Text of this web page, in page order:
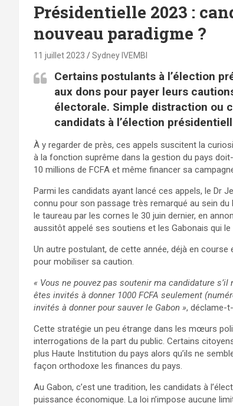
Présidentielle 2023 :
nouveau paradigme ?
11 juillet 2023 Sydney IVEMBI
Certains postulants à l’élection
aux dons pour payer leurs
électorale. Simple distraction ou
candidats à l’élection
À y regarder de près, ces appels suscitent la
à la fonction suprême dans la gestion du pays
10 millions de FCFA et même financer sa
Parmi les candidats ayant lancé ces appels, le Dr
connu pour son passage très remarqué au sein
le taureau par les cornes le 30 juin dernier, en
aussitôt appelé ses soutiens et les Gabonais qui
Un autre postulant, de cette année, déjà en
pour mobiliser sa caution.
« Vous ne pouvez pas soutenir ma candidature s’il
êtes invités à donner 1000 FCFA seulement
invités à donner pour sauver le Gabon », déclame-
Cette stratégie un peu étrange dans les mœurs
interrogations de la part du public. Certains
plus Haute Institution du pays alors qu’ils ne
façon orthodoxe les finances du pays.
Au Gabon, c’est une tradition, les candidats à
puissance économique. La loi n’impose aucune